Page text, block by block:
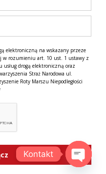
elektroniczną na wskazany przeze
w rozumieniu art. 10 ust. 1 ustawy z
drogą elektroniczną oraz
Straż Narodowa ul.
Roty Marszu Niepodległości
Kontakt